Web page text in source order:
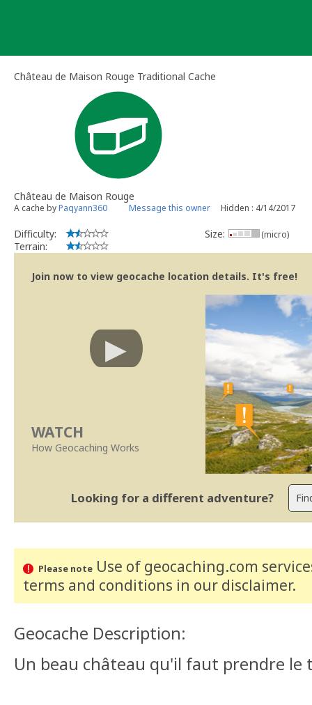
Château de Maison Rouge Traditional Cache
Château de Maison Rouge
A cache byPaqyann360 Message this owner Hidden : 4/14/2017
Difficulty:
Terrain:
Size: (micro)
Join now to view geocache location details. It's free!
WATCH
How Geocaching Works
Looking for a different adventure?
Please noteUse of geocaching.com
terms and conditions in our disclaimer.
Geocache Description:
Un beau château qu'il faut prendre le